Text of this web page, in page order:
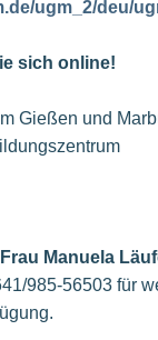
ugm_2/deu/
sich online!
Gießen und
Frau Manuela
985-56503 für